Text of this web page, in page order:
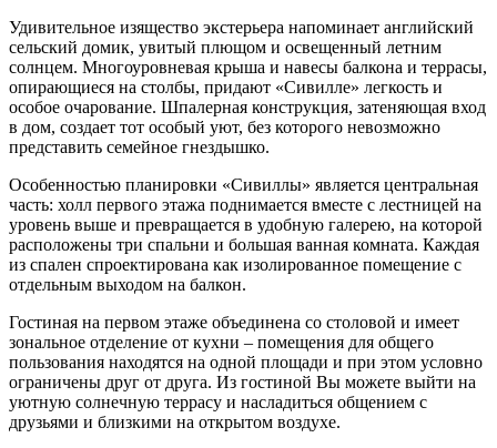
Удивительное изящество экстерьера напоминает английский
сельский домик, увитый плющом и освещенный летним
солнцем. Многоуровневая крыша и навесы балкона и террасы,
опирающиеся на столбы, придают «Сивилле» легкость и
особое очарование. Шпалерная конструкция, затеняющая вход
в дом, создает тот особый уют, без которого невозможно
представить семейное гнездышко.
Особенностью планировки «Сивиллы» является центральная
часть: холл первого этажа поднимается вместе с лестницей на
уровень выше и превращается в удобную галерею, на которой
расположены три спальни и большая ванная комната. Каждая
из спален спроектирована как изолированное помещение с
отдельным выходом на балкон.
Гостиная на первом этаже объединена со столовой и имеет
зональное отделение от кухни – помещения для общего
пользования находятся на одной площади и при этом условно
ограничены друг от друга. Из гостиной Вы можете выйти на
уютную солнечную террасу и насладиться общением с
друзьями и близкими на открытом воздухе.